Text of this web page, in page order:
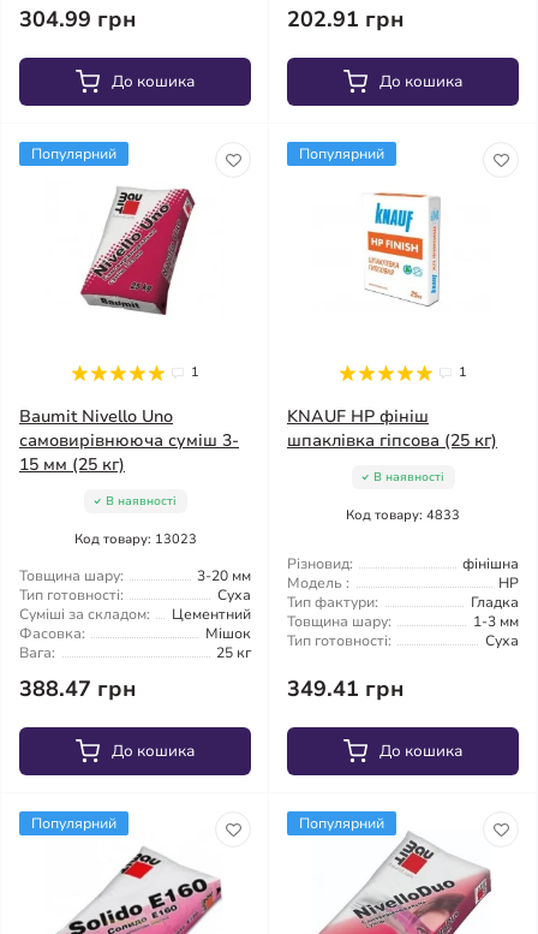
304.99 грн
До кошика
202.91 грн
До кошика
Популярний
1
Baumit Nivello Uno
самовирівнююча суміш 3-
15 мм (25 кг)
В наявності
Код товару: 13023
Товщина шару:
3-20 мм
Тип готовності:
Суха
Суміші за складом:
Цементний
Фасовка:
Мішок
Вага:
25 кг
388.47 грн
До кошика
Популярний
1
KNAUF HP фініш
шпаклівка гіпсова (25 кг)
В наявності
Код товару: 4833
Різновид:
фінішна
Модель :
HP
Тип фактури:
Гладка
Товщина шару:
1-3 мм
Тип готовності:
Суха
349.41 грн
До кошика
Популярний Популярний